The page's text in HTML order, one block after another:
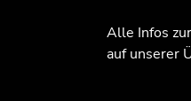
Alle Infos
auf unserer